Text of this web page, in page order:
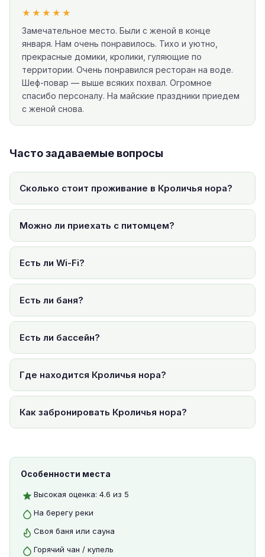
★★★★★
Замечательное место. Были с женой в конце
января. Нам очень понравилось. Тихо и уютно,
прекрасные домики, кролики, гуляющие по
территории. Очень понравился ресторан на воде.
Шеф-повар — выше всяких похвал. Огромное
спасибо персоналу. На майские праздники приедем
с женой снова.
Часто задаваемые вопросы
Сколько стоит проживание в Кроличья нора?
Можно ли приехать с питомцем?
Есть ли Wi-Fi?
Есть ли баня?
Есть ли бассейн?
Где находится Кроличья нора?
Как забронировать Кроличья нора?
Особенности места
Высокая оценка: 4.6 из 5
На берегу реки
Своя баня или сауна
Горячий чан / купель